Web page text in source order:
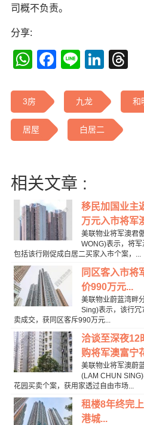
司概不负责。
分享:
WhatsApp
Facebook
Line
3房 九龙 和
居屋 白居二
相关文章 :
移民加国业主
万元入市将军
美联物业将军澳君
WONG)表示，将军
包括该行刚促成白居二买家入市个案，...
同区客入市将
价990万元...
美联物业蔚蓝湾畔
Sing)表示，该行冗
卖成交，获同区客斥990万元...
洽谈至深夜12
购将军澳富宁
美联物业将军澳蔚
(LAM CHUN
花园买卖个案，获用家透过自由市场...
租楼8年终完
港城...